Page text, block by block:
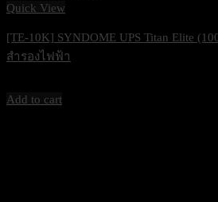
Quick View
[TE-10K] SYNDOME UPS Titan Elite
สำรองไฟฟ้า
Add to cart